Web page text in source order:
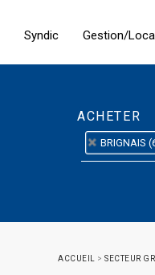
Syndic Gestion/
ACHETER
BRIGNAIS
ACCUEIL > SECTEUR